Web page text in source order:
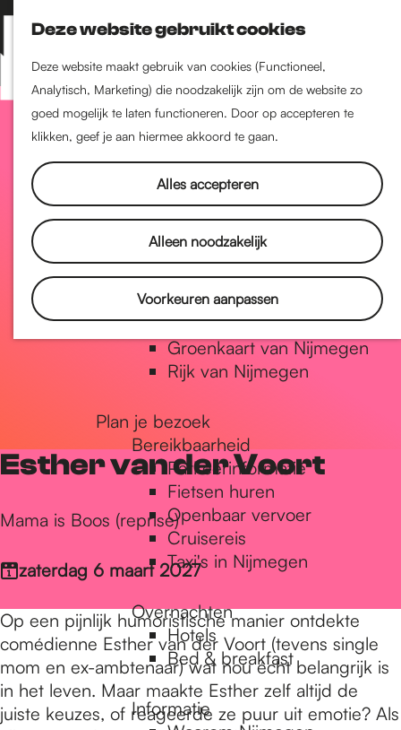
Deze website gebruikt cookies
Deze website maakt gebruik van cookies (Functioneel,
Analytisch, Marketing) die noodzakelijk zijn om de website zo
goed mogelijk te laten functioneren. Door op accepteren te
klikken, geef je aan hiermee akkoord te gaan.
Alles accepteren
Alleen noodzakelijk
Voorkeuren aanpassen
Z
o
e
k
e
K
a
a
r
t
M
e
n
Nijmegen-Nieuw-West
Nijmegen-Oud-West
Dukenburg
Lindenholt
Historie
De oudste stad van
Nederland
Historische tijdlijn
Romeinse Limes
Vrede van Nijmegen Penning
Natuur in Nijmegen
Groenkaart van Nijmegen
Rijk van Nijmegen
Plan je bezoek
Bereikbaarheid
Parkeerinformatie
Fietsen huren
Openbaar vervoer
Cruisereis
Taxi's in Nijmegen
Overnachten
Hotels
Bed & breakfast
Informatie
Esther van der Voort
Mama is Boos (reprise)
zaterdag 6 maart 2027
Op een pijnlijk humoristische manier ontdekte
comédienne Esther van der Voort (tevens single
mom en ex-ambtenaar) wat nou écht belangrijk is
in het leven. Maar maakte Esther zelf altijd de
juiste keuzes, of reageerde ze puur uit emotie? Als